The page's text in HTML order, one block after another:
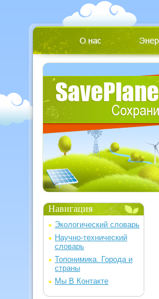
Навигация
Экологический словарь
Научно-технический
словарь
Топонимика. Города и
страны
Мы В Контакте